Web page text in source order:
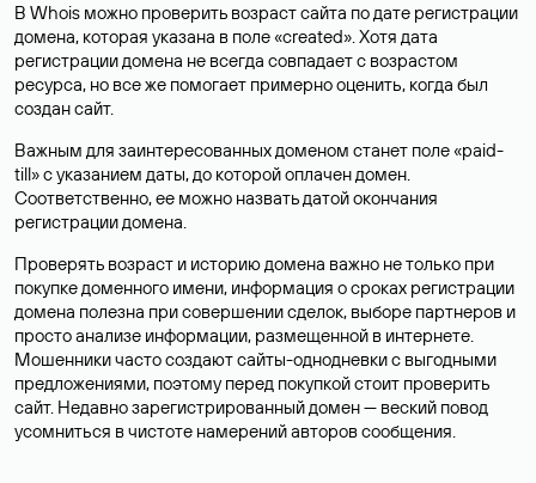
В Whois можно проверить возраст сайта по дате регистрации
домена, которая указана в поле «created». Хотя дата
регистрации домена не всегда совпадает с возрастом
ресурса, но все же помогает примерно оценить, когда был
создан сайт.
Важным для заинтересованных доменом станет поле «paid-
till» с указанием даты, до которой оплачен домен.
Соответственно, ее можно назвать датой окончания
регистрации домена.
Проверять возраст и историю домена важно не только при
покупке доменного имени, информация о сроках регистрации
домена полезна при совершении сделок, выборе партнеров и
просто анализе информации, размещенной в интернете.
Мошенники часто создают сайты-однодневки с выгодными
предложениями, поэтому перед покупкой стоит проверить
сайт. Недавно зарегистрированный домен — веский повод
усомниться в чистоте намерений авторов сообщения.